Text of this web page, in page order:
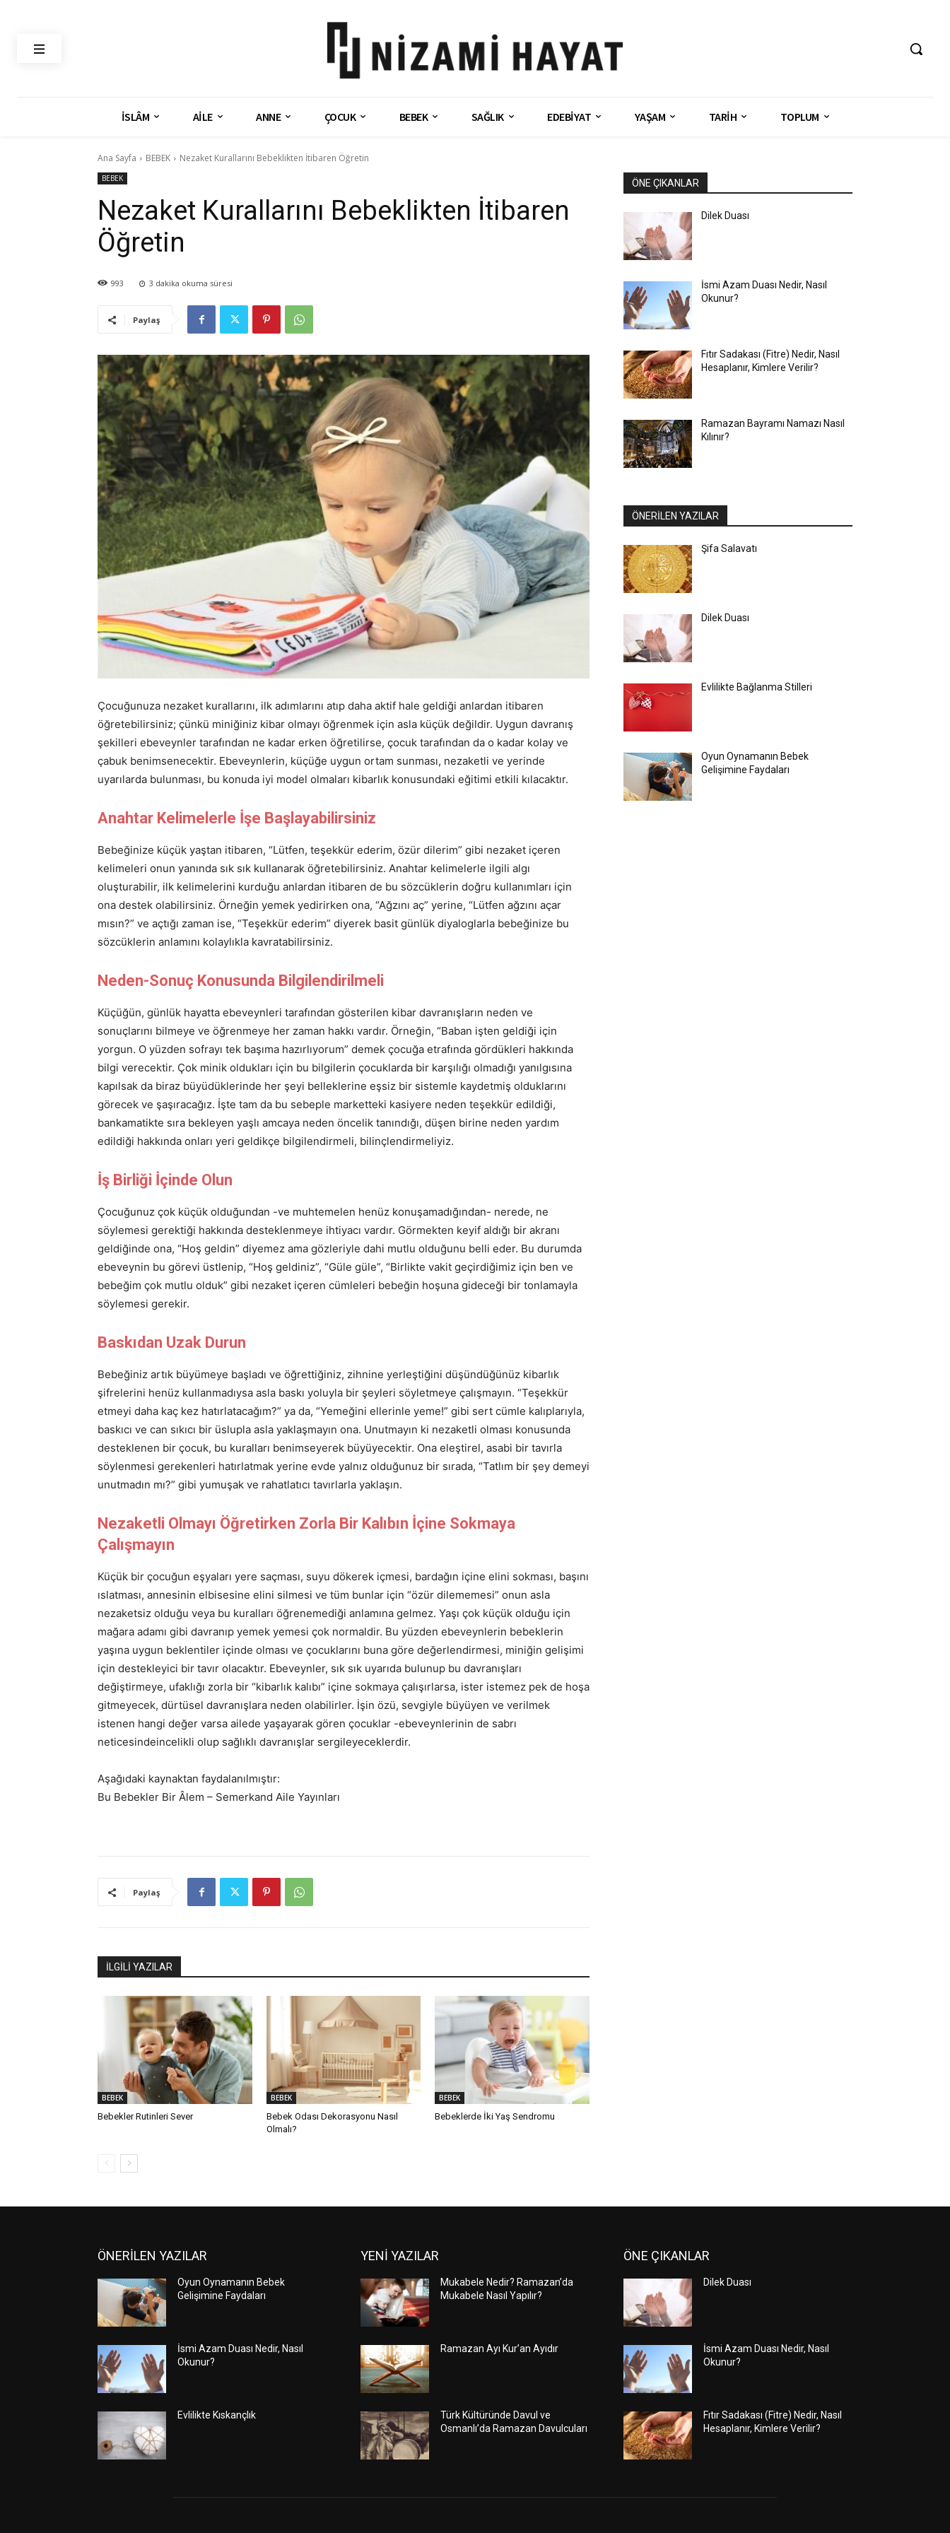
İSLÂM AİLE ANNE ÇOCUK BEBEK SAĞLIK EDEBİYAT YAŞAM TARİH TOPLUM
Ana Sayfa BEBEK Nezaket Kurallarını Bebeklikten İtibaren Öğretin
BEBEK
Nezaket Kurallarını Bebeklikten İtibaren
Öğretin
993 3 dakika okuma süresi
Paylaş
Çocuğunuza nezaket kurallarını, ilk adımlarını atıp daha aktif hale geldiği anlardan itibaren
öğretebilirsiniz; çünkü miniğiniz kibar olmayı öğrenmek için asla küçük değildir. Uygun davranış
şekilleri ebeveynler tarafından ne kadar erken öğretilirse, çocuk tarafından da o kadar kolay ve
çabuk benimsenecektir. Ebeveynlerin, küçüğe uygun ortam sunması, nezaketli ve yerinde
uyarılarda bulunması, bu konuda iyi model olmaları kibarlık konusundaki eğitimi etkili kılacaktır.
Anahtar Kelimelerle İşe Başlayabilirsiniz
Bebeğinize küçük yaştan itibaren, “Lütfen, teşekkür ederim, özür dilerim” gibi nezaket içeren
kelimeleri onun yanında sık sık kullanarak öğretebilirsiniz. Anahtar kelimelerle ilgili algı
oluşturabilir, ilk kelimelerini kurduğu anlardan itibaren de bu sözcüklerin doğru kullanımları için
ona destek olabilirsiniz. Örneğin yemek yedirirken ona, “Ağzını aç” yerine, “Lütfen ağzını açar
mısın?” ve açtığı zaman ise, “Teşekkür ederim” diyerek basit günlük diyaloglarla bebeğinize bu
sözcüklerin anlamını kolaylıkla kavratabilirsiniz.
Neden-Sonuç Konusunda Bilgilendirilmeli
Küçüğün, günlük hayatta ebeveynleri tarafından gösterilen kibar davranışların neden ve
sonuçlarını bilmeye ve öğrenmeye her zaman hakkı vardır. Örneğin, “Baban işten geldiği için
yorgun. O yüzden sofrayı tek başıma hazırlıyorum” demek çocuğa etrafında gördükleri hakkında
bilgi verecektir. Çok minik oldukları için bu bilgilerin çocuklarda bir karşılığı olmadığı yanılgısına
kapılsak da biraz büyüdüklerinde her şeyi belleklerine eşsiz bir sistemle kaydetmiş olduklarını
görecek ve şaşıracağız. İşte tam da bu sebeple marketteki kasiyere neden teşekkür edildiği,
bankamatikte sıra bekleyen yaşlı amcaya neden öncelik tanındığı, düşen birine neden yardım
edildiği hakkında onları yeri geldikçe bilgilendirmeli, bilinçlendirmeliyiz.
İş Birliği İçinde Olun
Çocuğunuz çok küçük olduğundan -ve muhtemelen henüz konuşamadığından- nerede, ne
söylemesi gerektiği hakkında desteklenmeye ihtiyacı vardır. Görmekten keyif aldığı bir akranı
geldiğinde ona, “Hoş geldin” diyemez ama gözleriyle dahi mutlu olduğunu belli eder. Bu durumda
ebeveynin bu görevi üstlenip, “Hoş geldiniz”, “Güle güle”, “Birlikte vakit geçirdiğimiz için ben ve
bebeğim çok mutlu olduk” gibi nezaket içeren cümleleri bebeğin hoşuna gideceği bir tonlamayla
söylemesi gerekir.
Baskıdan Uzak Durun
Bebeğiniz artık büyümeye başladı ve öğrettiğiniz, zihnine yerleştiğini düşündüğünüz kibarlık
şifrelerini henüz kullanmadıysa asla baskı yoluyla bir şeyleri söyletmeye çalışmayın. “Teşekkür
etmeyi daha kaç kez hatırlatacağım?” ya da, “Yemeğini ellerinle yeme!” gibi sert cümle kalıplarıyla,
baskıcı ve can sıkıcı bir üslupla asla yaklaşmayın ona. Unutmayın ki nezaketli olması konusunda
desteklenen bir çocuk, bu kuralları benimseyerek büyüyecektir. Ona eleştirel, asabi bir tavırla
söylenmesi gerekenleri hatırlatmak yerine evde yalnız olduğunuz bir sırada, “Tatlım bir şey demeyi
unutmadın mı?” gibi yumuşak ve rahatlatıcı tavırlarla yaklaşın.
Nezaketli Olmayı Öğretirken Zorla Bir Kalıbın İçine Sokmaya
Çalışmayın
Küçük bir çocuğun eşyaları yere saçması, suyu dökerek içmesi, bardağın içine elini sokması, başını
ıslatması, annesinin elbisesine elini silmesi ve tüm bunlar için “özür dilememesi” onun asla
nezaketsiz olduğu veya bu kuralları öğrenemediği anlamına gelmez. Yaşı çok küçük olduğu için
mağara adamı gibi davranıp yemek yemesi çok normaldir. Bu yüzden ebeveynlerin bebeklerin
yaşına uygun beklentiler içinde olması ve çocuklarını buna göre değerlendirmesi, miniğin gelişimi
için destekleyici bir tavır olacaktır. Ebeveynler, sık sık uyarıda bulunup bu davranışları
değiştirmeye, ufaklığı zorla bir “kibarlık kalıbı” içine sokmaya çalışırlarsa, ister istemez pek de hoşa
gitmeyecek, dürtüsel davranışlara neden olabilirler. İşin özü, sevgiyle büyüyen ve verilmek
istenen hangi değer varsa ailede yaşayarak gören çocuklar -ebeveynlerinin de sabrı
neticesindeincelikli olup sağlıklı davranışlar sergileyeceklerdir.
Aşağıdaki kaynaktan faydalanılmıştır:
Bu Bebekler Bir Âlem – Semerkand Aile Yayınları
Paylaş
İLGİLİ YAZILAR
BEBEK
Bebekler Rutinleri Sever
BEBEK
Bebek Odası Dekorasyonu Nasıl
Olmalı?
BEBEK
Bebeklerde İki Yaş Sendromu
ÖNE ÇIKANLAR
Dilek Duası
İsmi Azam Duası Nedir, Nasıl
Okunur?
Fıtır Sadakası (Fitre) Nedir, Nasıl
Hesaplanır, Kimlere Verilir?
Ramazan Bayramı Namazı Nasıl
Kılınır?
ÖNERİLEN YAZILAR
Şifa Salavatı
Dilek Duası
Evlilikte Bağlanma Stilleri
Oyun Oynamanın Bebek
Gelişimine Faydaları
ÖNERİLEN YAZILAR
Oyun Oynamanın Bebek
Gelişimine Faydaları
İsmi Azam Duası Nedir, Nasıl
Okunur?
Evlilikte Kıskançlık
YENİ YAZILAR
Mukabele Nedir? Ramazan’da
Mukabele Nasıl Yapılır?
Ramazan Ayı Kur’an Ayıdır
Türk Kültüründe Davul ve
Osmanlı’da Ramazan Davulcuları
ÖNE ÇIKANLAR
Dilek Duası
İsmi Azam Duası Nedir, Nasıl
Okunur?
Fıtır Sadakası (Fitre) Nedir, Nasıl
Hesaplanır, Kimlere Verilir?